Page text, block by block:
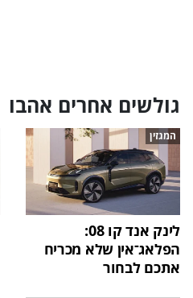
גולשים אחרים אהבו
המגזין
לינק אנד קו 08:
הפלאג־אין שלא מכריח
אתכם לבחור